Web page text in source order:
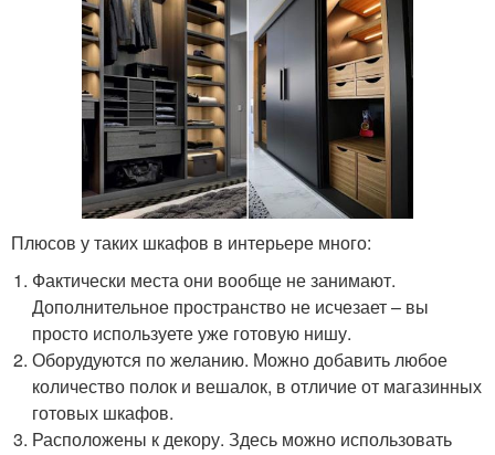
Плюсов у таких шкафов в интерьере много:
Фактически места они вообще не занимают.
Дополнительное пространство не исчезает – вы
просто используете уже готовую нишу.
Оборудуются по желанию. Можно добавить любое
количество полок и вешалок, в отличие от магазинных
готовых шкафов.
Расположены к декору. Здесь можно использовать